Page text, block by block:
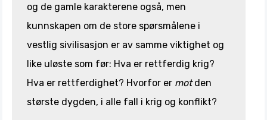
og de gamle karakterene også, men
kunnskapen om de store spørsmålene i
vestlig sivilisasjon er av samme viktighet og
like uløste som før: Hva er rettferdig krig?
Hva er rettferdighet? Hvorfor er motden
største dygden, i alle fall i krig og konflikt?